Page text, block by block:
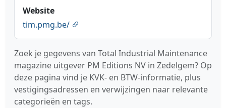
Website
tim.pmg.be/
Zoek je gegevens van Total Industrial Maintenance
magazine uitgever PM Editions NV in Zedelgem? Op
deze pagina vind je KVK- en BTW-informatie, plus
vestigingsadressen en verwijzingen naar relevante
categorieën en tags.